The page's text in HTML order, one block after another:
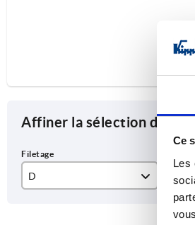
Ce
Les
Affiner la sélection des
D
13